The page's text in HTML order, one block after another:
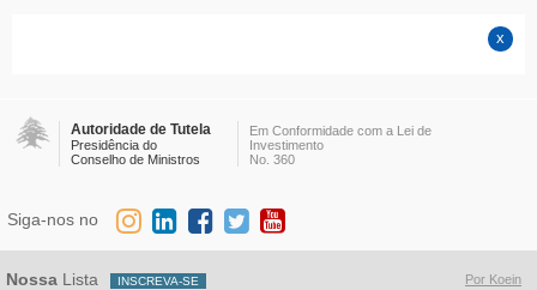
Autoridade de Tutela
Presidência do
Conselho de Ministros
Em Conformidade com a Lei de
Investimento
No. 360
Por Koein
Nossa Lista
Siga-nos no